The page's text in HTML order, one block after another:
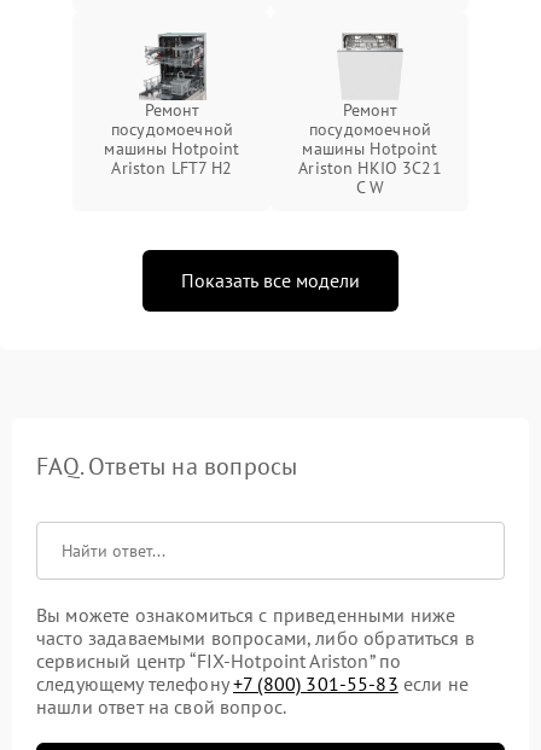
Ремонт
посудомоечной
машины Hotpoint
Ariston LFT7 H2
Ремонт
посудомоечной
машины Hotpoint
Ariston HKIO 3C21
C W
Показать все модели
FAQ. Ответы на вопросы
Вы можете ознакомиться с приведенными ниже
часто задаваемыми вопросами, либо обратиться в
сервисный центр “FIX-Hotpoint Ariston” по
следующему телефону+7 (800) 301-55-83 если не
нашли ответ на свой вопрос.